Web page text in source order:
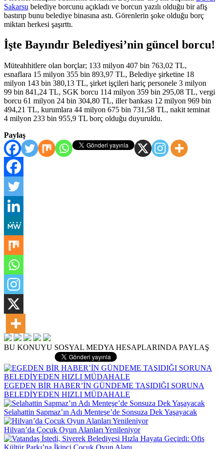
Sakarsu belediye borcunu açıkladı ve borcun yazılı olduğu bir afiş
bastırıp bunu belediye binasına astı. Görenlerin şoke olduğu borç
miktarı herkesi şaşırttı.
İşte Bayındır Belediyesi’nin güncel borcu!
Müteahhitlere olan borçlar; 133 milyon 407 bin 763,02 TL,
esnaflara 15 milyon 355 bin 893,97 TL, Belediye şirketine 18
milyon 143 bin 380,13 TL, şirket işçileri hariç personele 3 milyon
99 bin 841,24 TL, SGK borcu 114 milyon 359 bin 295,08 TL, vergi
borcu 61 milyon 24 bin 304,80 TL, iller bankası 12 milyon 969 bin
494,21 TL, kurumlara 44 milyon 675 bin 731,58 TL, nakit teminat
4 milyon 233 bin 955,9 TL borç olduğu duyuruldu.
Paylaş
BU KONUYU SOSYAL MEDYA HESAPLARINDA PAYLAŞ
EGEDEN BİR HABER’İN GÜNDEME TAŞIDIĞI SORUNA
BELEDİYEDEN HIZLI MÜDAHALE
Selahattin Sapmaz’ın Adı Menteşe’de Sonsuza Dek Yaşayacak
Hilvan’da Çocuk Oyun Alanları Yenileniyor